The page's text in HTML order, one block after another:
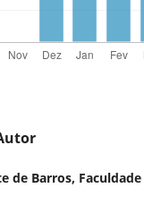
de Barros,